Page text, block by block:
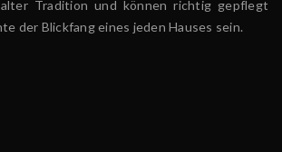
Tradition und können richtig gepflegt
der Blickfang eines jeden Hauses sein.